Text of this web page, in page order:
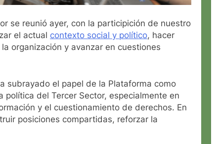
se reunió ayer, con la participición de nuestro
el actual contexto social y político, hacer
organización y avanzar en cuestiones
subrayado el papel de la Plataforma como
del Tercer Sector, especialmente en
y el cuestionamiento de derechos. En
posiciones compartidas, reforzar la